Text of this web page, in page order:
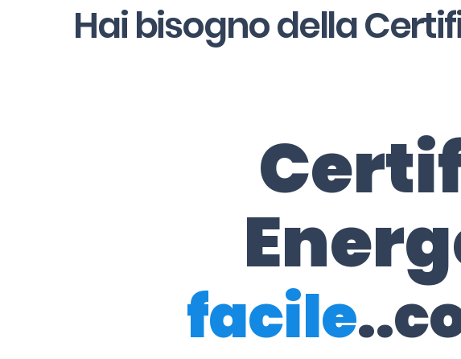
Hai bisogno della
facile